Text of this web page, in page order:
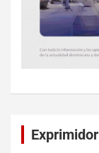
Exprimidor